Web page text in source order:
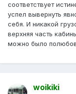
соответствует
успел вывернуть
себя. И никакой
верхняя часть
можно было
woikiki